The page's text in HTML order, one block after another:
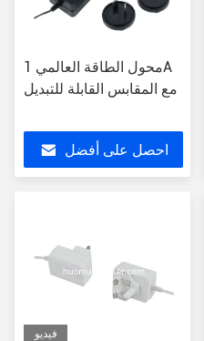
محول الطاقة العالمي 1A
مع المقابس القابلة للتبديل
احصل على أفضل
فيديو